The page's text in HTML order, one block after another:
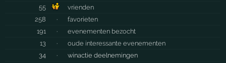
55
vrienden
258
·
favorieten
191
·
evenementen bezocht
13
·
oude interessante evenementen
34
·
winactie deelnemingen